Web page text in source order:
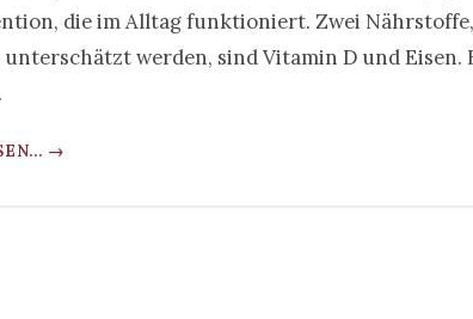
die im Alltag funktioniert. Zwei
werden, sind Vitamin D und Eisen.
→